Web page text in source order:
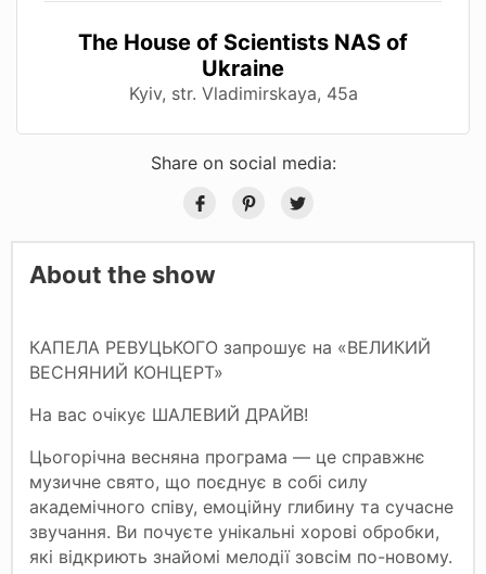
The House of Scientists NAS of
Ukraine
Kyiv, str. Vladimirskaya, 45a
Share on social media:
About the show
КАПЕЛА РЕВУЦЬКОГО запрошує на «ВЕЛИКИЙ
ВЕСНЯНИЙ КОНЦЕРТ»
На вас очікує ШАЛЕВИЙ ДРАЙВ!
Цьогорічна весняна програма — це справжнє
музичне свято, що поєднує в собі силу
академічного співу, емоційну глибину та сучасне
звучання. Ви почуєте унікальні хорові обробки,
які відкриють знайомі мелодії зовсім по-новому.